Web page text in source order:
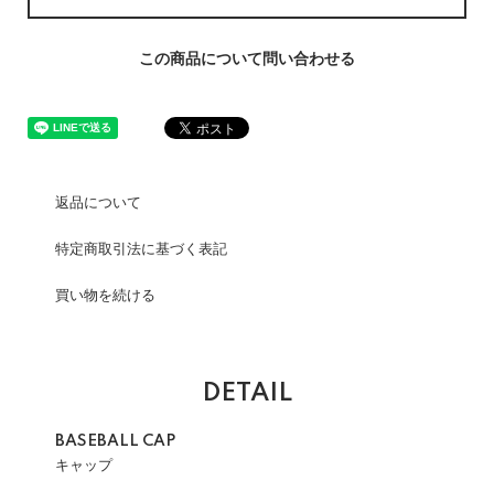
この商品について問い合わせる
返品について
特定商取引法に基づく表記
買い物を続ける
DETAIL
BASEBALL CAP
キャップ